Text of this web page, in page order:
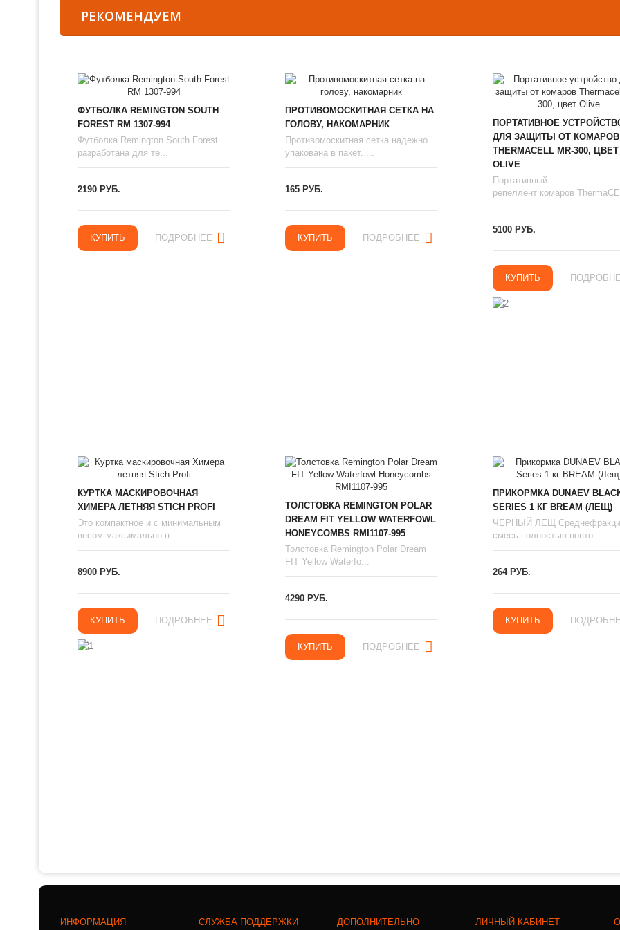
РЕКОМЕНДУЕМ
ФУТБОЛКА REMINGTON SOUTH
FOREST RM 1307-994
Футболка Remington South Forest
разработана для те...
2190 РУБ.
КУПИТЬ ПОДРОБНЕЕ
ПРОТИВОМОСКИТНАЯ СЕТКА НА
ГОЛОВУ, НАКОМАРНИК
Противомоскитная сетка надежно
упакована в пакет. ...
165 РУБ.
КУПИТЬ ПОДРОБНЕЕ
ПОРТАТИВНОЕ
ДЛЯ ЗАЩИТЫ ОТ КОМАРОВ
THERMAСЕLL MR-300, ЦВЕТ
OLIVE
Портативный
репеллент комаров
5100 РУБ.
КУПИТЬ
КУРТКА МАСКИРОВОЧНАЯ
ХИМЕРА ЛЕТНЯЯ STICH PROFI
Это компактное и с минимальным
весом максимально п...
8900 РУБ.
КУПИТЬ ПОДРОБНЕЕ
ТОЛСТОВКА REMINGTON POLAR
DREAM FIT YELLOW WATERFOWL
HONEYCOMBS RMI1107-995
Толстовка Remington Polar Dream
FIT Yellow Waterfo...
4290 РУБ.
КУПИТЬ ПОДРОБНЕЕ
ПРИКОРМКА DUNAEV
SERIES 1 КГ BREAM (ЛЕЩ)
ЧЕРНЫЙ ЛЕЩ
смесь полностью повто...
264 РУБ.
КУПИТЬ
ИНФОРМАЦИЯ СЛУЖБА ПОДДЕРЖКИ ДОПОЛНИТЕЛЬНО ЛИЧНЫЙ КАБИНЕТ